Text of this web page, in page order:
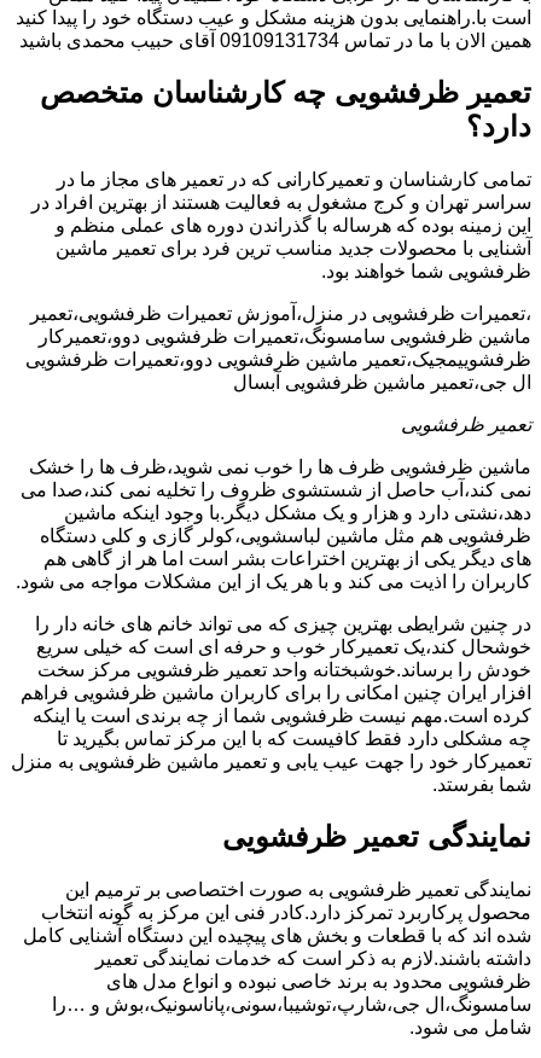
است با.راهنمایی بدون هزینه مشکل و عیب دستگاه خود را پیدا کنید
همین الان با ما در تماس 09109131734 آقای حبیب محمدی باشید
تعمیر ظرفشویی چه کارشناسان متخصص
دارد؟
تمامی کارشناسان و تعمیرکارانی که در تعمیر های مجاز ما در
سراسر تهران و کرج مشغول به فعالیت هستند از بهترین افراد در
این زمینه بوده که هرساله با گذراندن دوره های عملی منظم و
آشنایی با محصولات جدید مناسب ترین فرد برای تعمیر ماشین
ظرفشویی شما خواهند بود.
،تعمیرات ظرفشویی در منزل،آموزش تعمیرات ظرفشویی،تعمیر
ماشین ظرفشویی سامسونگ،تعمیرات ظرفشویی دوو،تعمیرکار
ظرفشوییمجیک،تعمیر ماشین ظرفشویی دوو،تعمیرات ظرفشویی
ال جی،تعمیر ماشین ظرفشویی آبسال
تعمیر ظرفشویی
ماشین ظرفشویی ظرف ها را خوب نمی شوید،ظرف ها را خشک
نمی کند،آب حاصل از شستشوی ظروف را تخلیه نمی کند،صدا می
دهد،نشتی دارد و هزار و یک مشکل دیگر.با وجود اینکه ماشین
ظرفشویی هم مثل ماشین لباسشویی،کولر گازی و کلی دستگاه
های دیگر یکی از بهترین اختراعات بشر است اما هر از گاهی هم
کاربران را اذیت می کند و با هر یک از این مشکلات مواجه می شود.
در چنین شرایطی بهترین چیزی که می تواند خانم های خانه دار را
خوشحال کند،یک تعمیرکار خوب و حرفه ای است که خیلی سریع
خودش را برساند.خوشبختانه واحد تعمیر ظرفشویی مرکز سخت
افزار ایران چنین امکانی را برای کاربران ماشین ظرفشویی فراهم
کرده است.مهم نیست ظرفشویی شما از چه برندی است یا اینکه
چه مشکلی دارد فقط کافیست که با این مرکز تماس بگیرید تا
تعمیرکار خود را جهت عیب یابی و تعمیر ماشین ظرفشویی به منزل
شما بفرستد.
نمایندگی تعمیر ظرفشویی
نمایندگی تعمیر ظرفشویی به صورت اختصاصی بر ترمیم این
محصول پرکاربرد تمرکز دارد.کادر فنی این مرکز به گونه انتخاب
شده اند که با قطعات و بخش های پیچیده این دستگاه آشنایی کامل
داشته باشند.لازم به ذکر است که خدمات نمایندگی تعمیر
ظرفشویی محدود به برند خاصی نبوده و انواع مدل های
سامسونگ،ال جی،شارپ،توشیبا،سونی،پاناسونیک،بوش و …را
شامل می شود.